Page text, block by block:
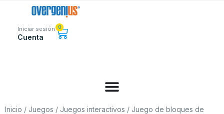
Iniciar sesión
Cuenta
0
Inicio / Juegos / Juegos interactivos / Juego de bloques de